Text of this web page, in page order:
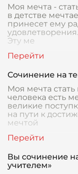
Моя мечта -
в детстве
принесет ему
Эту ме
Сочинение на
Моя мечта
человека есть
великие
на пути к
мечтой
Вы сочинение
учителем»